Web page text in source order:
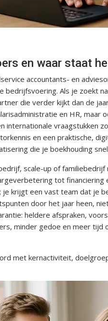
en waar staat
accountants- en
bedrijfsvoering. Als je zoekt
die verder kijkt dan de
en HR, maar
internationale vraagstukken
en een praktische,
die je boekhouding
scale-up of
tot financiering
je krijgt een vast team dat je
door het jaar heen,
heldere afspraken,
minder gedoe en meer
met kernactiviteit,